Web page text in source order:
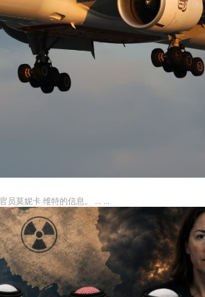
莫妮卡·维特的信息。 ... ...